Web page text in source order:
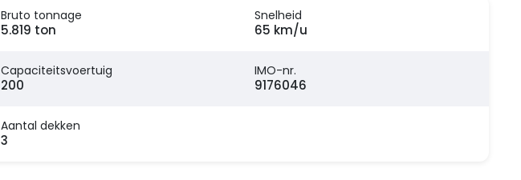
Bruto tonnage
5.819 ton
Snelheid
65 km/u
Capaciteitsvoertuig
200
IMO-nr.
9176046
Aantal dekken
3